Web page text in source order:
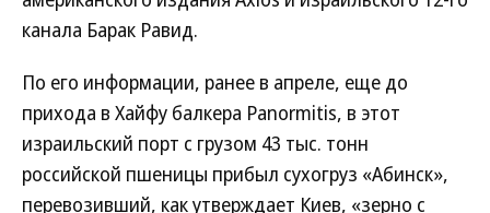
канала Барак Равид.
По его информации, ранее в апреле, еще до
прихода в Хайфу балкера Panormitis, в этот
израильский порт с грузом 43 тыс. тонн
российской пшеницы прибыл сухогруз «Абинск»,
перевозивший, как утверждает Киев, «зерно с